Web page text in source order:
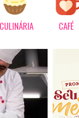
CULINÁRIA CAFÉ